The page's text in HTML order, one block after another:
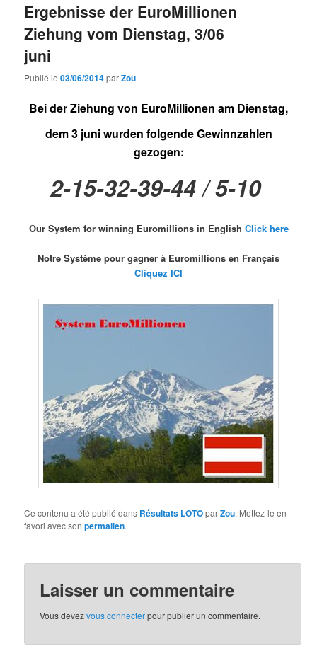
Ergebnisse der EuroMillionen
Ziehung vom Dienstag, 3/06
juni
Publié le03/06/2014parZou
Bei der Ziehung von EuroMillionen am Dienstag,
dem 3 juni wurden folgende Gewinnzahlen
gezogen:
2-15-32-39-44 / 5-10
Our System for winning Euromillions in English Click here
Notre Système pour gagner à Euromillions en Français
Cliquez ICI
Ce contenu a été publié dans Résultats LOTOparZou. Mettez-le en
favori avec sonpermalien.
Laisser un commentaire
Vous devezvous connecterpour publier un commentaire.